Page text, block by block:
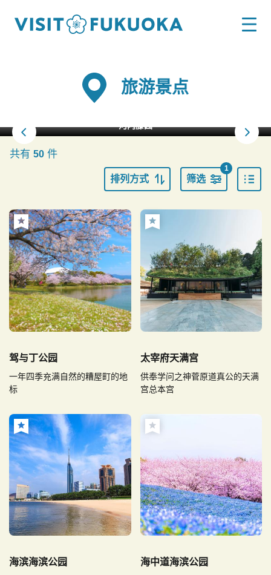
旅游景点
河内藤园
共有 50 件
排列方式 筛选
1
驾与丁公园
一年四季充满自然的糟屋町的地
标
太宰府天满宫
供奉学问之神菅原道真公的天满
宫总本宫
海滨海滨公园 海中道海滨公园